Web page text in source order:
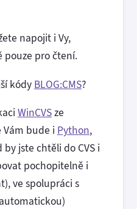
napojit i Vy,
pouze pro čtení.
kódy BLOG:CMS?
WinCVSze
Vám bude i Python,
by jste chtěli do CVS i
pochopitelně i
ve spolupráci s